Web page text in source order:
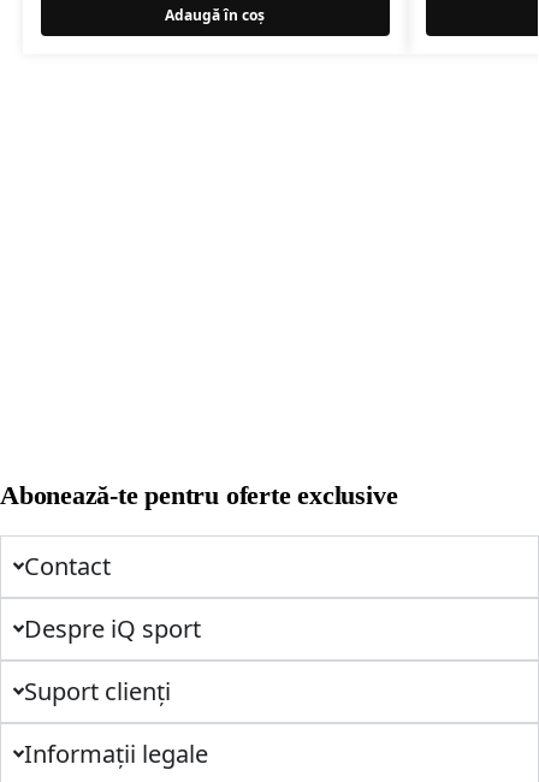
Adaugă în coș
Abonează-te pentru oferte exclusive
Contact
Despre iQ sport
Suport clienți
Informații legale